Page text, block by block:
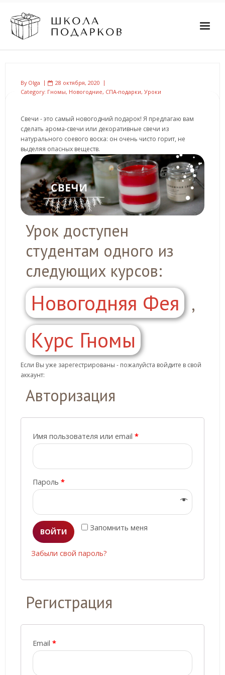
By Olga
28 октября, 2020
Category: Гномы, Новогодние, СПА-подарки, Уроки
Свечи - это самый новогодний подарок! Я предлагаю вам
сделать арома-свечи или декоративные свечи из
натурального соевого воска: он очень чисто горит, не
выделяя опасных веществ.
Урок доступен
студентам одного из
следующих курсов:
Новогодняя Фея ,
Курс Гномы
Если Вы уже зарегестрированы - пожалуйста войдите в свой
аккаунт:
Авторизация
Имя пользователя или email *
Пароль *
Запомнить меня
ВОЙТИ
Забыли свой пароль?
Регистрация
Email *